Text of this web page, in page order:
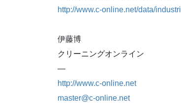
http://www.c-online.net/data/
伊藤博
クリーニングオンライン
—
http://www.c-online.net
master@c-online.net